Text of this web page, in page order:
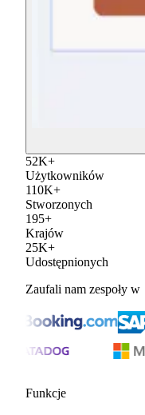
52K+
Użytkowników
110K+
Stworzonych
195+
Krajów
25K+
Udostępnionych
Zaufali nam zespoły w
Funkcje